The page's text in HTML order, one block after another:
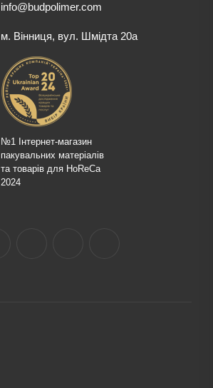
info@budpolimer.com
м. Вінниця, вул. Шмідта 20а
№1 Інтернет-магазин
пакувальних матеріалів
та товарів для HoReCa
2024